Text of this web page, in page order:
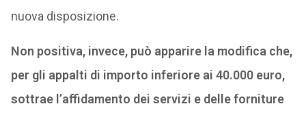
nuova disposizione.
Non positiva, invece, può apparire la modifica che,
per gli appalti di importo inferiore ai 40.000 euro,
sottrae l’affidamento dei servizi e delle forniture